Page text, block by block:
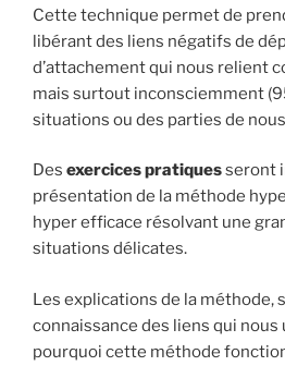
Cette technique permet de
libérant des liens négatifs de
d’attachement qui nous relient
mais surtout inconsciemment
situations ou des parties de
Des exercices pratiquesseront
présentation de la méthode
hyper efficace résolvant une
situations délicates.
Les explications de la méthode,
connaissance des liens qui
pourquoi cette méthode